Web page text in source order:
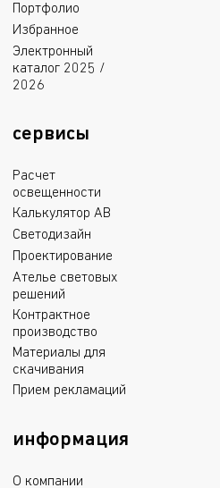
Портфолио
Избранное
Электронный
каталог 2025 /
2026
сервисы
Расчет
освещенности
Калькулятор АВ
Светодизайн
Проектирование
Ателье световых
решений
Контрактное
производство
Материалы для
скачивания
Прием рекламаций
информация
О компании